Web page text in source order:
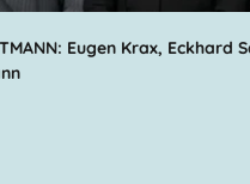
Eugen Krax, Eckhard